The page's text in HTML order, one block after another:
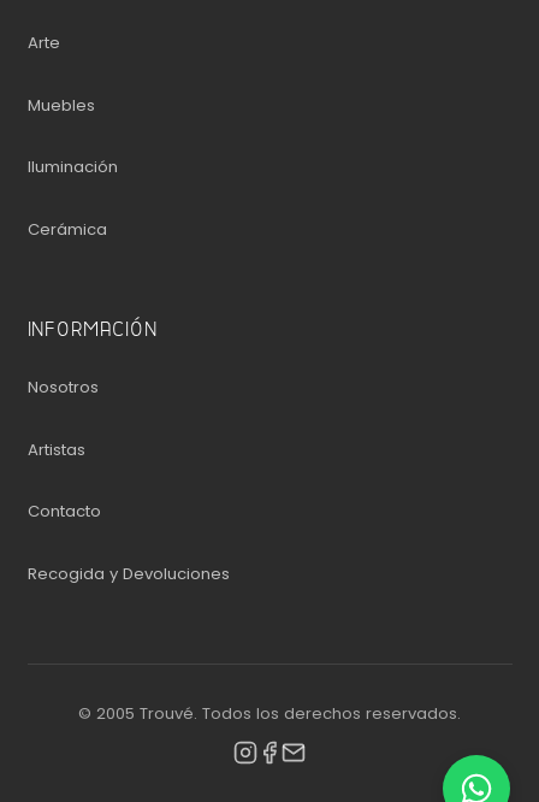
Arte
Muebles
Iluminación
Cerámica
INFORMACIÓN
Nosotros
Artistas
Contacto
Recogida y Devoluciones
© 2005 Trouvé. Todos los derechos reservados.